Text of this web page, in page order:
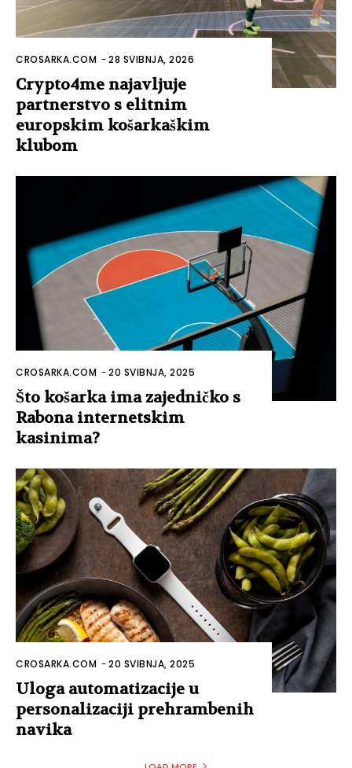
CROSARKA.COM -28 SVIBNJA, 2026
Crypto4me najavljuje
partnerstvo s elitnim
europskim košarkaškim
klubom
CROSARKA.COM -20 SVIBNJA, 2025
Što košarka ima zajedničko s
Rabona internetskim
kasinima?
CROSARKA.COM -20 SVIBNJA, 2025
Uloga automatizacije u
personalizaciji prehrambenih
navika